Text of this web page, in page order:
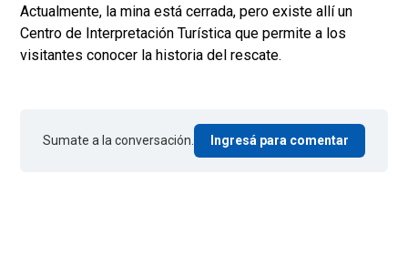
Actualmente, la mina está cerrada, pero existe allí un
Centro de Interpretación Turística que permite a los
visitantes conocer la historia del rescate.
Sumate a la conversación. Ingresá para comentar